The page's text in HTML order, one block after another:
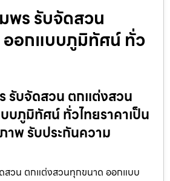
พร รับจัดสวน
อกแบบภูมิทัศน์ ทั่ว
รับจัดสวน ตกแต่งสวน
บภูมิทัศน์ ทั่วไทยราคาเป็น
าพ รับประกันความ
สวน ตกแต่งสวนทุกขนาด ออกแบบ